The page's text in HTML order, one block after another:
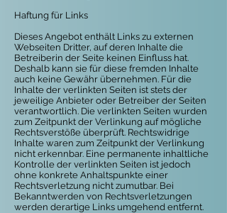
Haftung für Links
Dieses Angebot enthält Links zu externen
Webseiten Dritter, auf deren Inhalte die
Betreiberin der Seite keinen Einfluss hat.
Deshalb kann sie für diese fremden Inhalte
auch keine Gewähr übernehmen. Für die
Inhalte der verlinkten Seiten ist stets der
jeweilige Anbieter oder Betreiber der Seiten
verantwortlich. Die verlinkten Seiten wurden
zum Zeitpunkt der Verlinkung auf mögliche
Rechtsverstöße überprüft. Rechtswidrige
Inhalte waren zum Zeitpunkt der Verlinkung
nicht erkennbar. Eine permanente inhaltliche
Kontrolle der verlinkten Seiten ist jedoch
ohne konkrete Anhaltspunkte einer
Rechtsverletzung nicht zumutbar. Bei
Bekanntwerden von Rechtsverletzungen
werden derartige Links umgehend entfernt.